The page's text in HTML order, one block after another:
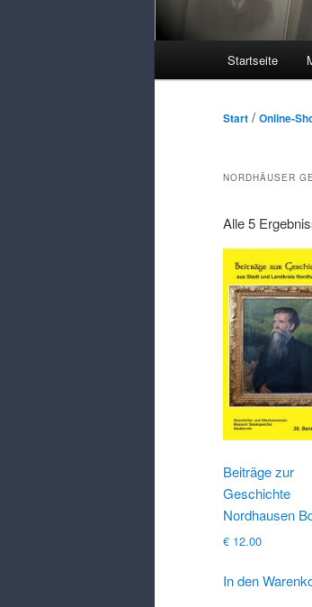
Startseite
Start / Online-
NORDHÄUSER
Alle 5
Beiträge zur
Geschichte
Nordhausen
€ 12.00
In den